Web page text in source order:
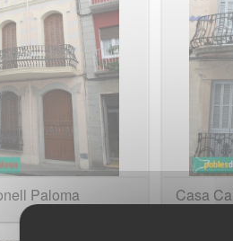
Paloma Casa